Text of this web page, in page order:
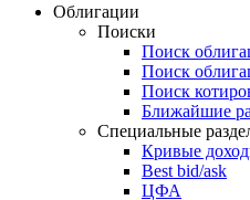
Облигации
Поиски
Поиск
Поиск
Поиск
Ближайшие
Специальные
Кривые
Best bid/ask
ЦФА